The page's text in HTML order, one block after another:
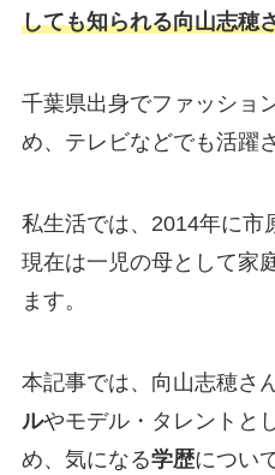
しても知られる向山志穂
千葉県出身でファッショ
め、テレビなどでも活躍
私生活では、2014年に市
現在は一児の母として家
ます。
本記事では、向山志穂さ
ルやモデル・タレントと
め、気になる学歴につい